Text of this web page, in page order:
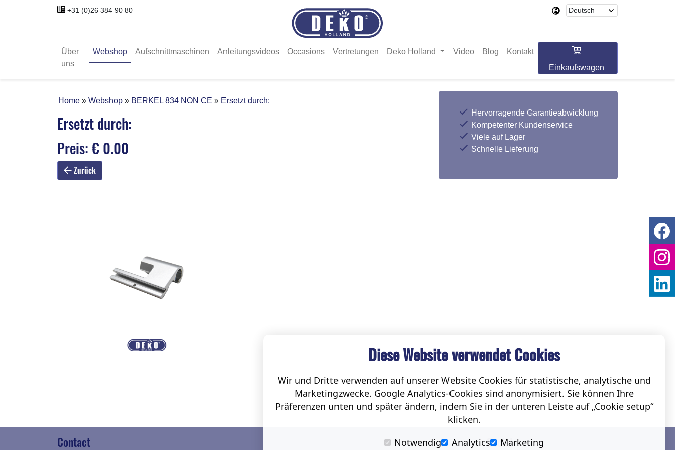
+31 (0)26 384 90 80
Über
uns
Webshop Aufschnittmaschinen Anleitungsvideos Occasions Vertretungen Deko Holland Video Blog
Kontakt
Einkaufswagen
Home Webshop BERKEL 834 NON CE Ersetzt durch:
Ersetzt durch:
Preis: € 0.00
Zurück
Hervorragende Garantieabwicklung
Kompetenter Kundenservice
Viele auf Lager
Schnelle Lieferung
Contact Social
Diese Website verwendet Cookies
Wir und Dritte verwenden auf unserer Website Cookies für statistische, analytische und
Marketingzwecke. Google Analytics-Cookies sind anonymisiert. Sie können Ihre
Präferenzen unten und später ändern, indem Sie in der unteren Leiste auf „Cookie setup“
klicken.
Notwendig
Analytics Marketing